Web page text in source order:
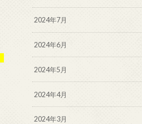
2024年7月
2024年6月
2024年5月
2024年4月
2024年3月